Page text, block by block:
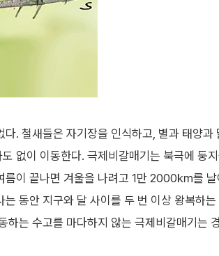
. 철새들은 자기장을 인식하고, 별과 태양과
없이 이동한다. 극제비갈매기는 북극에 둥
름이 끝나면 겨울을 나려고 1만 2000㎞를
동안 지구와 달 사이를 두 번 이상 왕복하는
하는 수고를 마다하지 않는 극제비갈매기는